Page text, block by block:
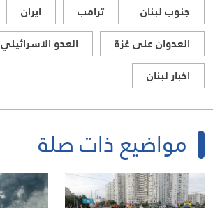
جنوب لبنان
ترامب
ايران
العدوان على غزة
العدو الاسرائيلي
اخبار لبنان
مواضيع ذات صلة